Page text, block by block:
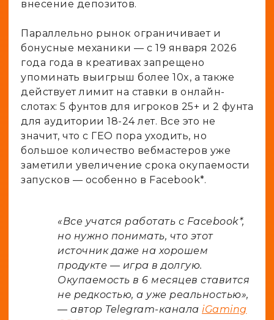
внесение депозитов.
Параллельно рынок ограничивает и
бонусные механики — с 19 января 2026
года года в креативах запрещено
упоминать выигрыш более 10x, а также
действует лимит на ставки в онлайн-
слотах: 5 фунтов для игроков 25+ и 2 фунта
для аудитории 18-24 лет. Все это не
значит, что с ГЕО пора уходить, но
большое количество вебмастеров уже
заметили увеличение срока окупаемости
запусков — особенно в Facebook*.
«Все учатся работать с Facebook*,
но нужно понимать, что этот
источник даже на хорошем
продукте — игра в долгую.
Окупаемость в 6 месяцев ставится
не редкостью, а уже реальностью»,
— автор Telegram-канала iGaming